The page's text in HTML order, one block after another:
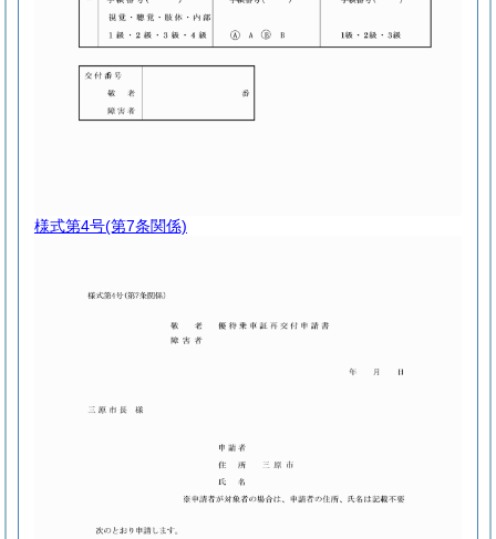
様式第4号(第7条関係)